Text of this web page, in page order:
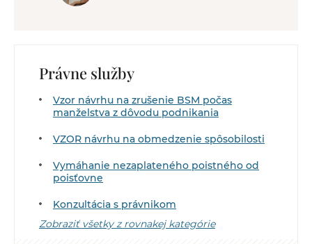
Právne služby
Vzor návrhu na zrušenie BSM počas
manželstva z dôvodu podnikania
VZOR návrhu na obmedzenie spôsobilosti
Vymáhanie nezaplateného poistného od
poisťovne
Konzultácia s právnikom
Zobraziť všetky z rovnakej kategórie